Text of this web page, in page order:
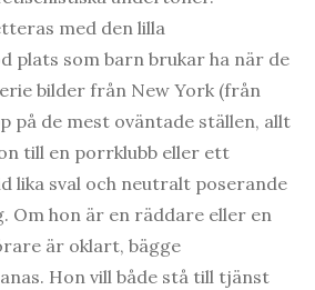
med den lilla
plats som barn brukar ha när de
bilder från New York (från
på de mest oväntade ställen, allt
till en porrklubb eller ett
lika sval och neutralt poserande
Om hon är en räddare eller en
är oklart, bägge
Hon vill både stå till tjänst